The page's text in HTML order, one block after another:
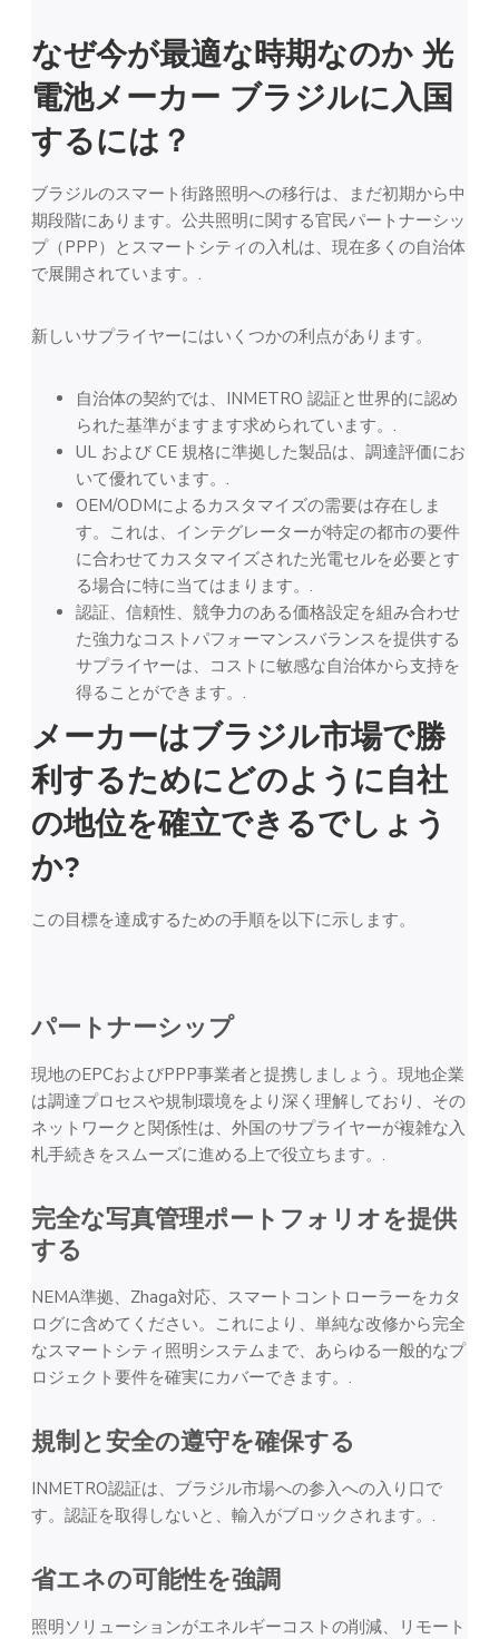
なぜ今が最適な時期なのか 光
電池メーカー ブラジルに入国
するには？
ブラジルのスマート街路照明への移行は、まだ初期から中
期段階にあります。公共照明に関する官民パートナーシッ
プ（PPP）とスマートシティの入札は、現在多くの自治体
で展開されています。.
新しいサプライヤーにはいくつかの利点があります。
自治体の契約では、INMETRO 認証と世界的に認め
られた基準がますます求められています。.
UL および CE 規格に準拠した製品は、調達評価にお
いて優れています。.
OEM/ODMによるカスタマイズの需要は存在しま
す。これは、インテグレーターが特定の都市の要件
に合わせてカスタマイズされた光電セルを必要とす
る場合に特に当てはまります。.
認証、信頼性、競争力のある価格設定を組み合わせ
た強力なコストパフォーマンスバランスを提供する
サプライヤーは、コストに敏感な自治体から支持を
得ることができます。.
メーカーはブラジル市場で勝
利するためにどのように自社
の地位を確立できるでしょう
か?
この目標を達成するための手順を以下に示します。
パートナーシップ
現地のEPCおよびPPP事業者と提携しましょう。現地企業
は調達プロセスや規制環境をより深く理解しており、その
ネットワークと関係性は、外国のサプライヤーが複雑な入
札手続きをスムーズに進める上で役立ちます。.
完全な写真管理ポートフォリオを提供
する
NEMA準拠、Zhaga対応、スマートコントローラーをカタ
ログに含めてください。これにより、単純な改修から完全
なスマートシティ照明システムまで、あらゆる一般的なプ
ロジェクト要件を確実にカバーできます。.
規制と安全の遵守を確保する
INMETRO認証は、ブラジル市場への参入への入り口で
す。認証を取得しないと、輸入がブロックされます。.
省エネの可能性を強調
照明ソリューションがエネルギーコストの削減、リモート